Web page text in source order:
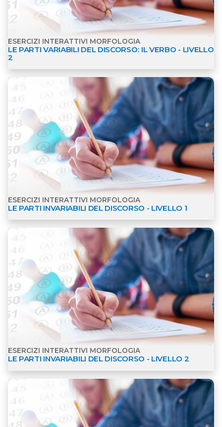
ESERCIZI INTERATTIVI MORFOLOGIA
LE PARTI VARIABILI DEL DISCORSO: IL VERBO - LIVELLO
2
ESERCIZI INTERATTIVI MORFOLOGIA
LE PARTI INVARIABILI DEL DISCORSO - LIVELLO 1
Apri dettagli Esercizi interattivi Morfologia
ESERCIZI INTERATTIVI MORFOLOGIA
LE PARTI INVARIABILI DEL DISCORSO - LIVELLO 2
Apri dettagli Esercizi interattivi Morfologia
Apri dettagli Esercizi interattivi Sintassi